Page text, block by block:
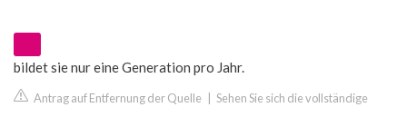
bildet sie nur eine Generation pro Jahr.
Antrag auf Entfernung der Quelle Sehen Sie sich die vollständige